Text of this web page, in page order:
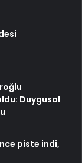
Duygusal
piste indi,